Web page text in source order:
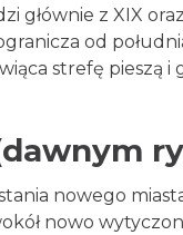
głównie z XIX
od
strefę pieszą i
nowego
nowo